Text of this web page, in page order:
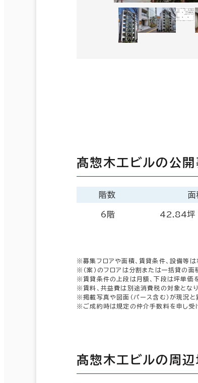
髙惣木工ビルの公
階数 面
6階 42.84坪
※募集フロアや面積、賃貸条件、設備等
※（案）のフロアは分割または一括貸の面
※賃貸条件の上段は月額、下段は坪単価を
※賃料、共益費は別途消費税の対象となり
※掲載写真や図面（パース含む）が現況と
※ご成約時は規定の仲介手数料を申し受け
髙惣木工ビルの周辺